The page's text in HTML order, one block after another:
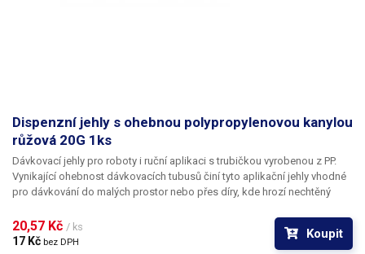
Dispenzní jehly s ohebnou polypropylenovou kanylou
růžová 20G 1ks
Dávkovací jehly pro roboty i ruční aplikaci s trubičkou vyrobenou z PP.
Vynikající ohebnost dávkovacích tubusů činí tyto aplikační jehly vhodné
pro dávkování do malých prostor nebo přes díry, kde hrozí nechtěný
popřípadě hrozí poškození obrobku nechtěným kontaktem s hrotem
jehly.
20,57 Kč / ks
17 Kč bez DPH
Koupit